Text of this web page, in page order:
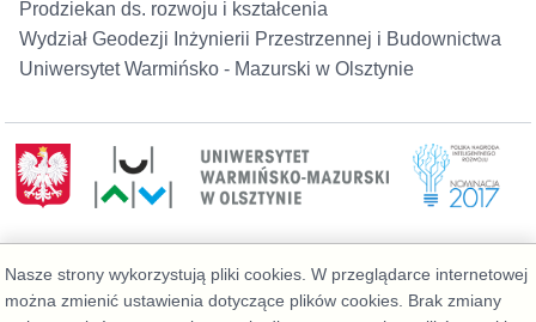
Prodziekan ds. rozwoju i kształcenia
Wydział Geodezji Inżynierii Przestrzennej i Budownictwa
Uniwersytet Warmińsko - Mazurski w Olsztynie
Telefon: 89 523 39 77, Administrator:
admin@geo.kortowo.pl , Informacja o plikach
Nasze strony wykorzystują pliki cookies. W przeglądarce internetowej
można zmienić ustawienia dotyczące plików cookies. Brak zmiany